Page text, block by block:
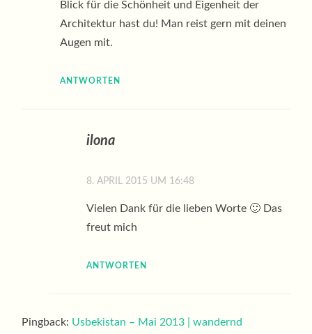
Blick für die Schönheit und Eigenheit der
Architektur hast du! Man reist gern mit deinen
Augen mit.
ANTWORTEN
ilona
8. APRIL 2015 UM 16:48
Vielen Dank für die lieben Worte 🙂 Das
freut mich
ANTWORTEN
Pingback: Usbekistan – Mai 2013 | wandernd